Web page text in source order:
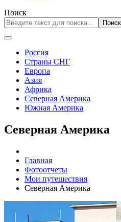
Поиск
Поиск
Россия
Страны СНГ
Европа
Азия
Африка
Северная Америка
Южная Америка
Северная Америка
Главная
Фотоотчеты
Мои путешествия
Северная Америка